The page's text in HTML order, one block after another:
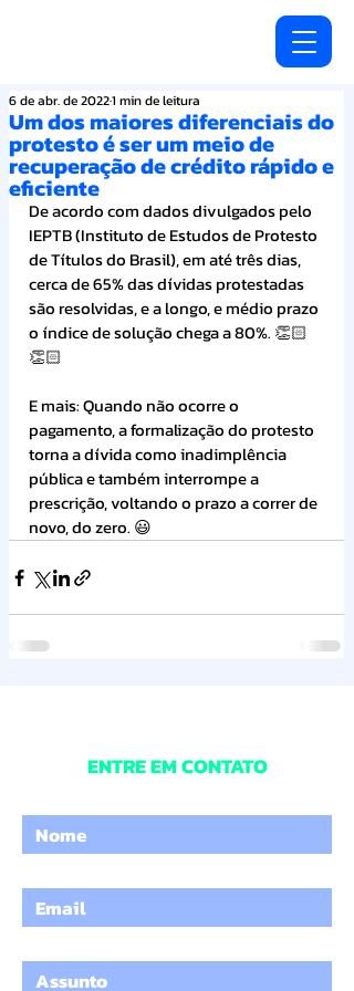
Um dos maiores diferenciais do
protesto é ser um meio de
recuperação de crédito rápido e
eficiente
6 de abr. de 20221 min de leitura
De acordo com dados divulgados pelo
IEPTB (Instituto de Estudos de Protesto
de Títulos do Brasil), em até três dias,
cerca de 65% das dívidas protestadas
são resolvidas, e a longo, e médio prazo
o índice de solução chega a 80%. 👏🏻
👏🏻
E mais: Quando não ocorre o
pagamento, a formalização do protesto
torna a dívida como inadimplência
pública e também interrompe a
prescrição, voltando o prazo a correr de
novo, do zero. 😃
ENTRE EM CONTATO